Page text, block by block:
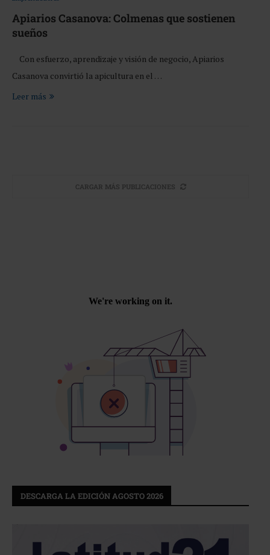
Apiarios Casanova: Colmenas que sostienen
sueños
Con esfuerzo, aprendizaje y visión de negocio, Apiarios
Casanova convirtió la apicultura en el …
Leer más
CARGAR MÁS PUBLICACIONES
DESCARGA LA EDICIÓN AGOSTO 2026